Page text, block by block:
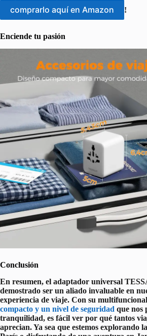
comprarlo aquí en Amazon !
Enciende tu pasión
Conclusión
En resumen, el adaptador universal
demostrado ser un aliado invaluable en
experiencia de viaje. Con su
compacto y un nivel de seguridad que nos
tranquilidad, es fácil ver por qué tantos
aprecian. Ya sea que estemos explorando